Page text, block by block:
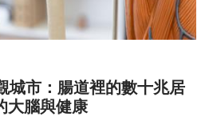
城市：腸道裡的數十兆居
大腦與健康